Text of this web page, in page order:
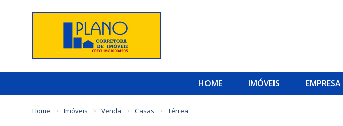
HOME IMÓVEIS EMPRESA
Home Imóveis Venda Casas Térrea